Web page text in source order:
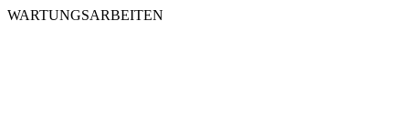
WARTUNGSARBEITEN